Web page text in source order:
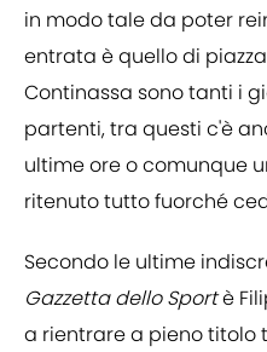
in modo tale da poter
entrata è quello di
Continassa sono tanti i
partenti, tra questi c'è
ultime ore o comunque
ritenuto tutto fuorché
Secondo le ultime
Gazzetta dello Sportè
a rientrare a pieno titolo